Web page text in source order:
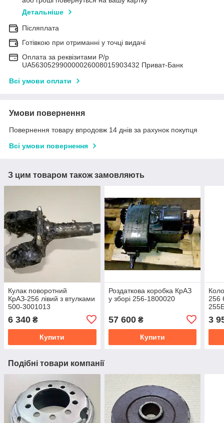
Детальніше
Післяплата
Готівкою при отриманні у точці видачі
Оплата за реквізитами Р/р
UA563052990000026008015903432 Приват-Банк
Всі умови оплати
Умови повернення
Повернення товару впродовж 14 днів за рахунок покупця
Всі умови повернення
З цим товаром також замовляють
Кулак поворотний
КрАЗ-256 лівий з втулками
500-3001013
6 340 ₴
Купити
Роздаткова коробка КрАЗ
у зборі 256-1800020
57 600₴
Купити
256
3
Подібні товари компанії